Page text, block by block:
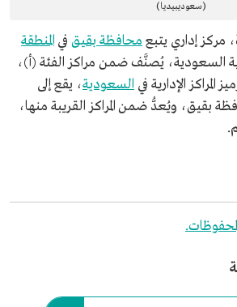
(سعوديبيديا)
، مركز إداري يتبع محافظة بقيق في المنطقة
السعودية، يُصنَّف ضمن مراكز الفئة (أ)،
المراكز الإدارية في السعودية، يقع إلى
بقيق، ويُعدُّ ضمن المراكز القريبة منها،